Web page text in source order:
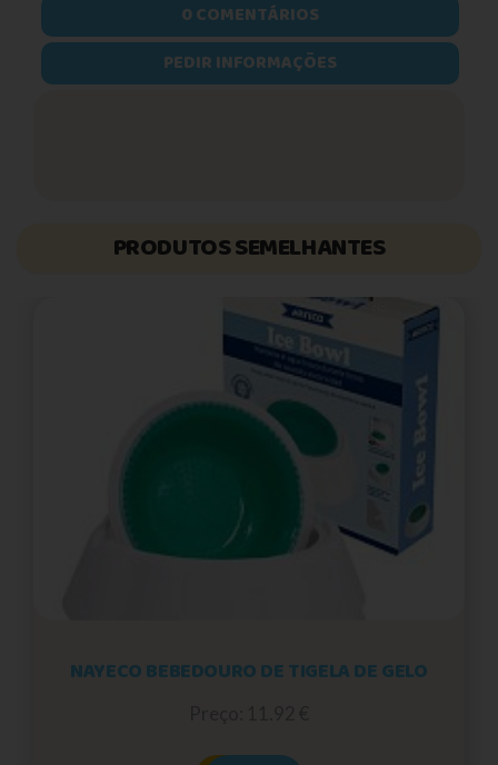
0 COMENTÁRIOS
PEDIR INFORMAÇÕES
PRODUTOS SEMELHANTES
NAYECO BEBEDOURO DE TIGELA DE GELO